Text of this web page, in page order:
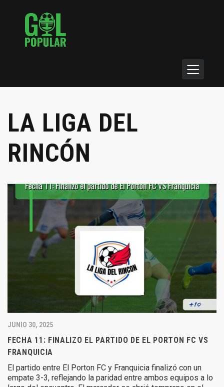
LA LIGA DEL
RINCÓN
JUNIO 30, 2025
FECHA 11: FINALIZO EL PARTIDO DE EL PORTON FC VS
FRANQUICIA
El partido entre El Porton FC y Franquicia finalizó con un
empate 3-3, reflejando la paridad entre ambos equipos a lo